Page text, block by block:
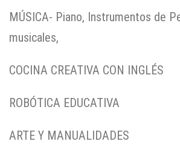
MÚSICA- Piano, Instrumentos de
musicales,
COCINA CREATIVA CON INGLÉS
ROBÓTICA EDUCATIVA
ARTE Y MANUALIDADES